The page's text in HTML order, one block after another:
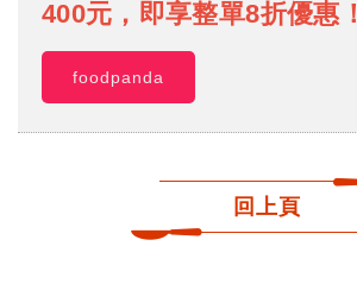
400元，即享整單8折優惠！
foodpanda
回上頁